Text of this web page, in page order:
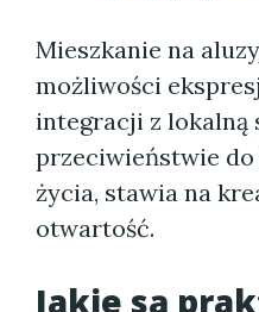
Mieszkanie na
możliwości
integracji z lokalną
przeciwieństwie
życia, stawia na
otwartość.
Jakie są